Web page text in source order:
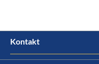
Kontakt